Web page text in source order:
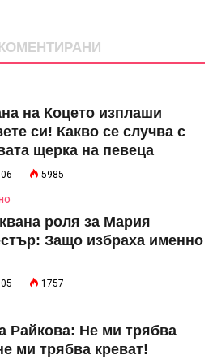
КОМЕНТИРАНИ
на Коцето изплаши
си! Какво се случва с
щерка на певеца
5985
роля за Мария
Защо избраха именно
1757
Райкова: Не ми трябва
ми трябва креват!